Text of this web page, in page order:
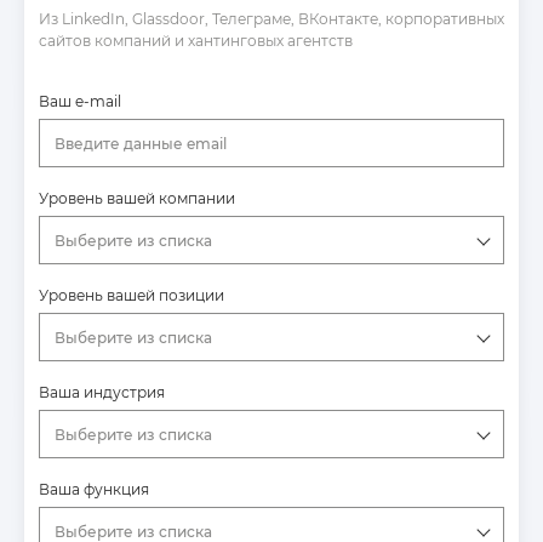
Из LinkedIn, Glassdoor, Телеграме, ВКонтакте, корпоративных
сайтов компаний и хантинговых агентств
Ваш e-mail
Введите данные email
Уровень вашей компании
Выберите из списка
Уровень вашей позиции
Выберите из списка
Ваша индустрия
Выберите из списка
Ваша функция
Выберите из списка